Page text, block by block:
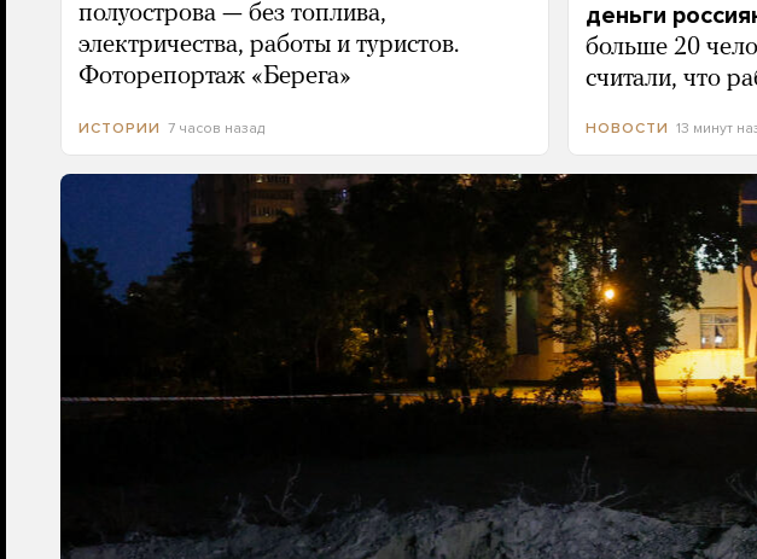
полуострова — без топлива,
электричества, работы и туристов.
Фоторепортаж «Берега»
ИСТОРИИ 7 часов назад
деньги
больше 20
считали, что
НОВОСТИ 13 минут